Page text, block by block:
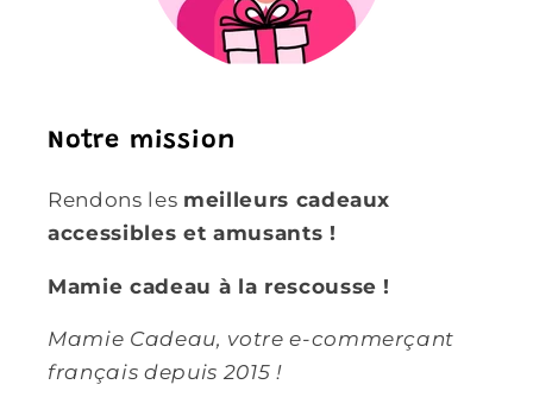
Notre mission
Rendons les meilleurs cadeaux
accessibles et amusants !
Mamie cadeau à la rescousse !
Mamie Cadeau, votre e-commerçant
français depuis 2015 !